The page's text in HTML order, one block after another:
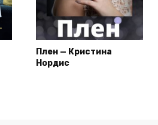
Плен — Кристина
Нордис